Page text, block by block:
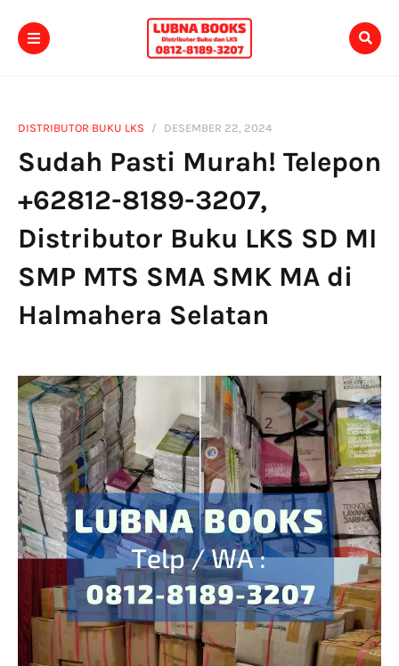
DISTRIBUTOR BUKU LKS DESEMBER 22, 2024
Sudah Pasti Murah! Telepon
+62812-8189-3207,
Distributor Buku LKS SD MI
SMP MTS SMA SMK MA di
Halmahera Selatan